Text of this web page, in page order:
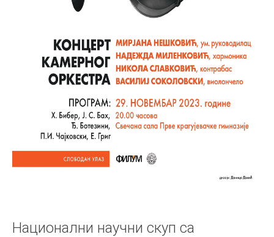
Национални научни скуп са